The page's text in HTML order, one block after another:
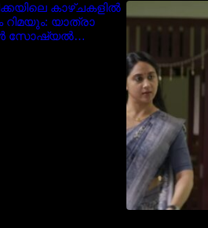
കാഴ്ചകളിൽ
റിമയും: യാത്രാ
സോഷ്യൽ